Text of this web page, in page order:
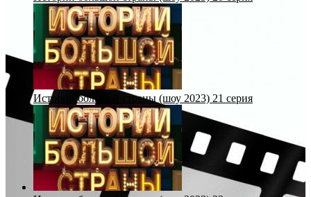
Истории большой страны (шоу 2023) 21 серия